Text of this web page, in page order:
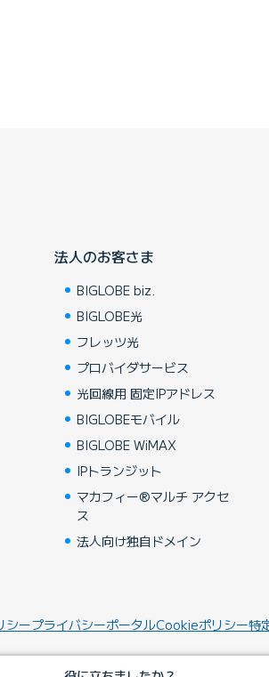
法人のお客さま
BIGLOBE biz.
BIGLOBE光
フレッツ光
プロバイダサービス
光回線用 固定IPアドレス
BIGLOBEモバイル
BIGLOBE WiMAX
IPトランジット
マカフィー®マルチ アクセ
ス
法人向け独自ドメイン
シープライバシーポータルCookieポリシー特